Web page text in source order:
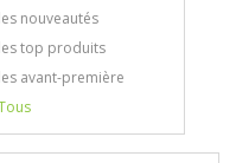
les nouveautés
les top produits
les avant-première